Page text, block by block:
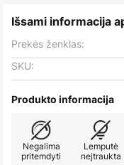
Išsami informacija
Prekės ženklas:
SKU:
Produkto informacija
Negalima
pritemdyti
Lemputė
neįtraukta